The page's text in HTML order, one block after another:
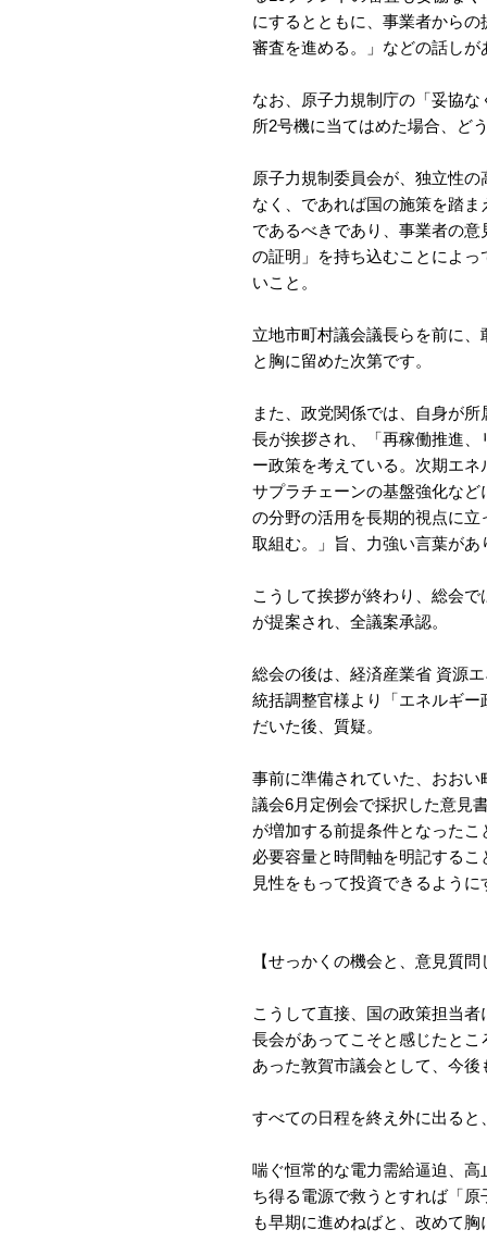
にするとともに、事業者から
審査を進める。」などの話しが
なお、原子力規制庁の「妥協
所2号機に当てはめた場合、ど
原子力規制委員会が、独立性
なく、であれば国の施策を踏
であるべきであり、事業者の
の証明」を持ち込むことによ
いこと。
立地市町村議会議長らを前に
と胸に留めた次第です。
また、政党関係では、自身が
長が挨拶され、「再稼働推進
ー政策を考えている。次期エネ
サプラチェーンの基盤強化な
の分野の活用を長期的視点に
取組む。」旨、力強い言葉があ
こうして挨拶が終わり、総会
が提案され、全議案承認。
総会の後は、経済産業省 資源
統括調整官様より「エネルギ
だいた後、質疑。
事前に準備されていた、おお
議会6月定例会で採択した意見
が増加する前提条件となった
必要容量と時間軸を明記する
見性をもって投資できるよう
【せっかくの機会と、意見質問
こうして直接、国の政策担当
長会があってこそと感じたと
あった敦賀市議会として、今後
すべての日程を終え外に出ると
喘ぐ恒常的な電力需給逼迫、
ち得る電源で救うとすれば「
も早期に進めねばと、改めて胸